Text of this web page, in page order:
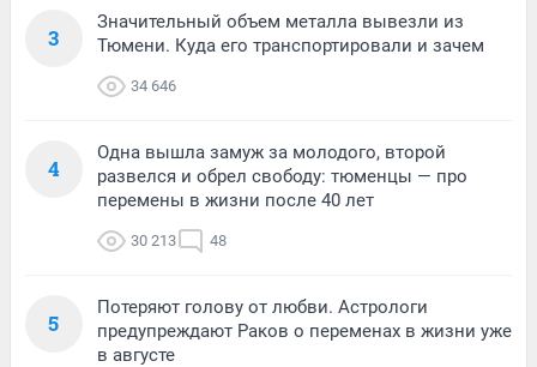
3
Значительный объем металла вывезли из
Тюмени. Куда его транспортировали и зачем
34 646
4
Одна вышла замуж за молодого, второй
развелся и обрел свободу: тюменцы — про
перемены в жизни после 40 лет
30 213 48
5
Потеряют голову от любви. Астрологи
предупреждают Раков о переменах в жизни уже
в августе